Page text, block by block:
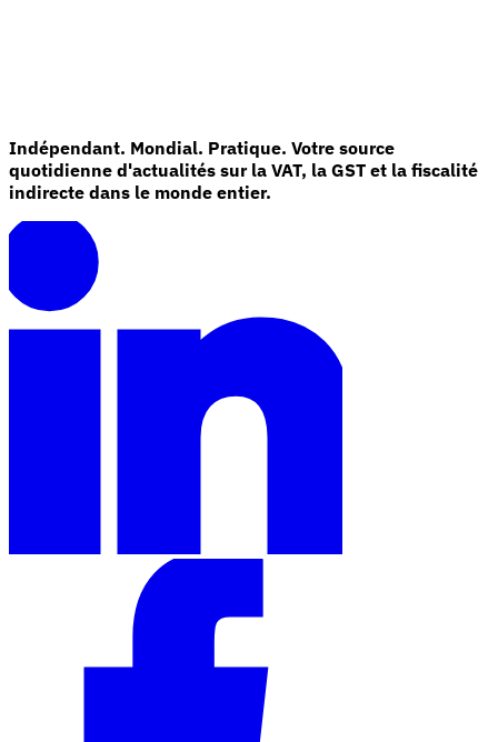
Indépendant. Mondial. Pratique. Votre source
quotidienne d'actualités sur la VAT, la GST et la fiscalité
indirecte dans le monde entier.